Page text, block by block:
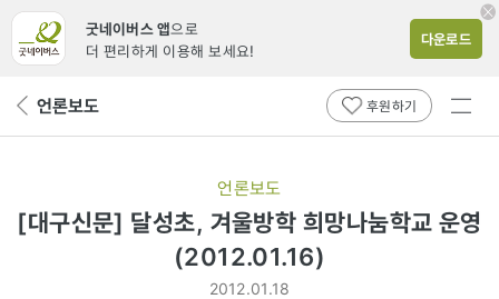
굿네이버스 앱으로
더 편리하게 이용해 보세요!
다운로드
뒤 언론보도 후원하기
전체
언론보도
[대구신문] 달성초, 겨울방학 희망나눔학교 운영
(2012.01.16)
2012.01.18